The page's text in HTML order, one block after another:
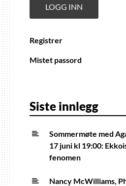
Registrer
Mistet passord
Siste innlegg
Sommermøte med
17 juni kl 19:00:
fenomen
Nancy McWilliams,